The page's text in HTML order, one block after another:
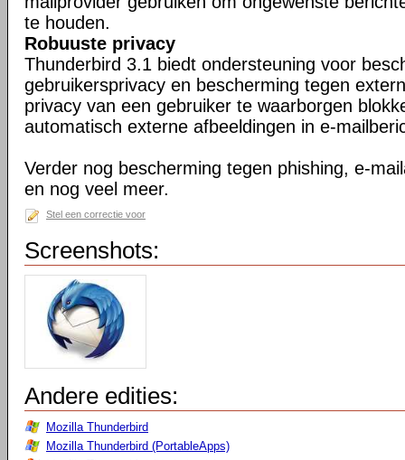
te houden.
Robuuste privacy
Thunderbird 3.1 biedt ondersteuning voor
gebruikersprivacy en bescherming tegen
privacy van een gebruiker te waarborgen
automatisch externe afbeeldingen in e-
Verder nog bescherming tegen phishing, e-
en nog veel meer.
Stel een correctie voor
Screenshots:
Andere edities:
Mozilla Thunderbird
Mozilla Thunderbird (PortableApps)